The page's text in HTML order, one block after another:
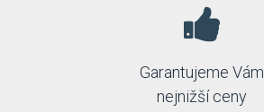
Garantujeme Vám
nejnižší ceny